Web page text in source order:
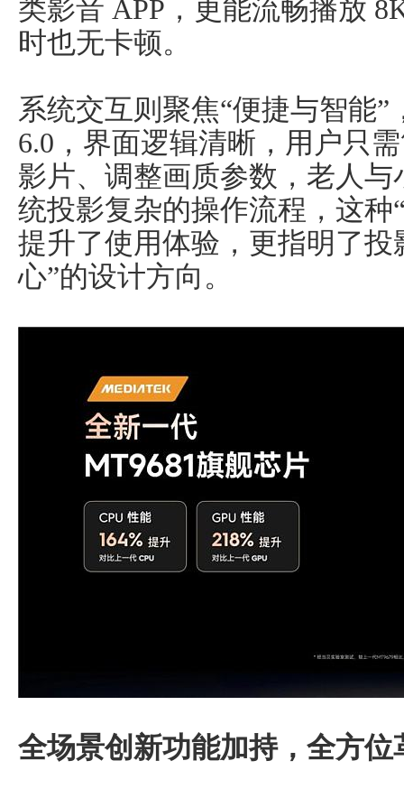
类影音 APP，更能流畅播放
时也无卡顿。
系统交互则聚焦“便捷与智能
6.0，界面逻辑清晰，用户只
影片、调整画质参数，老人
统投影复杂的操作流程，这种
提升了使用体验，更指明了
心”的设计方向。
全场景创新功能加持，全方